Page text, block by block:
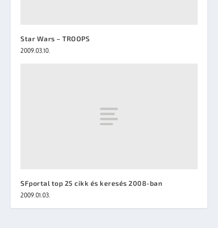
Star Wars – TROOPS
2009.03.10.
SFportal top 25 cikk és keresés 2008-ban
2009.01.03.